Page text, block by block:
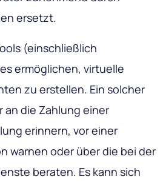
ersetzt.
(einschließlich
ermöglichen, virtuelle
zu erstellen. Ein solcher
an die Zahlung einer
erinnern, vor einer
warnen oder über die bei der
beraten. Es kann sich